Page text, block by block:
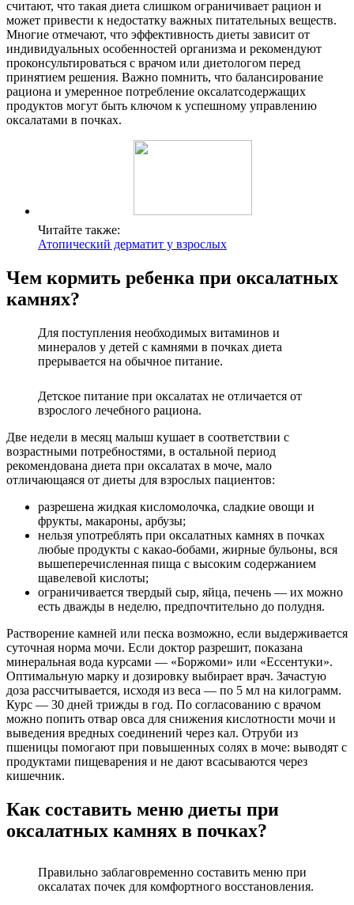
считают, что такая диета слишком ограничивает рацион и
может привести к недостатку важных питательных веществ.
Многие отмечают, что эффективность диеты зависит от
индивидуальных особенностей организма и рекомендуют
проконсультироваться с врачом или диетологом перед
принятием решения. Важно помнить, что балансирование
рациона и умеренное потребление оксалатсодержащих
продуктов могут быть ключом к успешному управлению
оксалатами в почках.
Читайте также:
Атопический дерматит у взрослых
Чем кормить ребенка при оксалатных
камнях?
Для поступления необходимых витаминов и
минералов у детей с камнями в почках диета
прерывается на обычное питание.
Детское питание при оксалатах не отличается от
взрослого лечебного рациона.
Две недели в месяц малыш кушает в соответствии с
возрастными потребностями, в остальной период
рекомендована диета при оксалатах в моче, мало
отличающаяся от диеты для взрослых пациентов:
разрешена жидкая кисломолочка, сладкие овощи и
фрукты, макароны, арбузы;
нельзя употреблять при оксалатных камнях в почках
любые продукты с какао-бобами, жирные бульоны, вся
вышеперечисленная пища с высоким содержанием
щавелевой кислоты;
ограничивается твердый сыр, яйца, печень — их можно
есть дважды в неделю, предпочтительно до полудня.
Растворение камней или песка возможно, если выдерживается
суточная норма мочи. Если доктор разрешит, показана
минеральная вода курсами — «Боржоми» или «Ессентуки».
Оптимальную марку и дозировку выбирает врач. Зачастую
доза рассчитывается, исходя из веса — по 5 мл на килограмм.
Курс — 30 дней трижды в год. По согласованию с врачом
можно попить отвар овса для снижения кислотности мочи и
выведения вредных соединений через кал. Отруби из
пшеницы помогают при повышенных солях в моче: выводят с
продуктами пищеварения и не дают всасываются через
кишечник.
Как составить меню диеты при
оксалатных камнях в почках?
Правильно заблаговременно составить меню при
оксалатах почек для комфортного восстановления.